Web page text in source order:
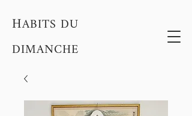
HABITS DU
DIMANCHE